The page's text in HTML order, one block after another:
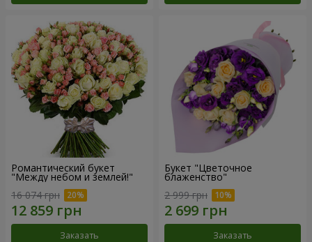
Романтический букет
"Между небом и землей!"
16 074 грн
Заказать
Букет "Цветочное
блаженство"
2 999 грн
Заказать